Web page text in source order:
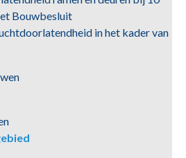
Bouwbesluit
in het kader van